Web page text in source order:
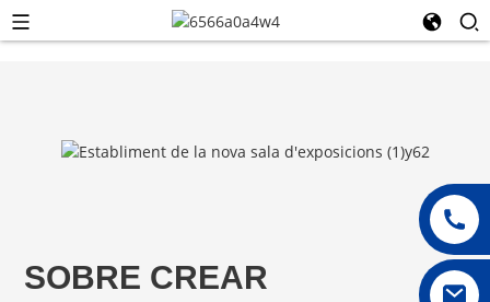
SOBRE CREAR